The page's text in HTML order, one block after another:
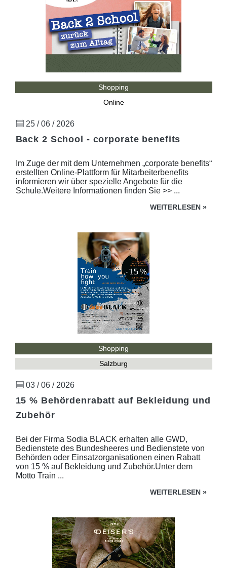
Shopping
Online
25 / 06 / 2026
Back 2 School - corporate benefits
Im Zuge der mit dem Unternehmen „corporate benefits“
erstellten Online-Plattform für Mitarbeiterbenefits
informieren wir über spezielle Angebote für die
Schule.Weitere Informationen finden Sie >> ...
WEITERLESEN »
Shopping
Salzburg
03 / 06 / 2026
15 % Behördenrabatt auf Bekleidung und
Zubehör
Bei der Firma Sodia BLACK erhalten alle GWD,
Bedienstete des Bundesheeres und Bedienstete von
Behörden oder Einsatzorganisationen einen Rabatt
von 15 % auf Bekleidung und Zubehör.Unter dem
Motto Train ...
WEITERLESEN »